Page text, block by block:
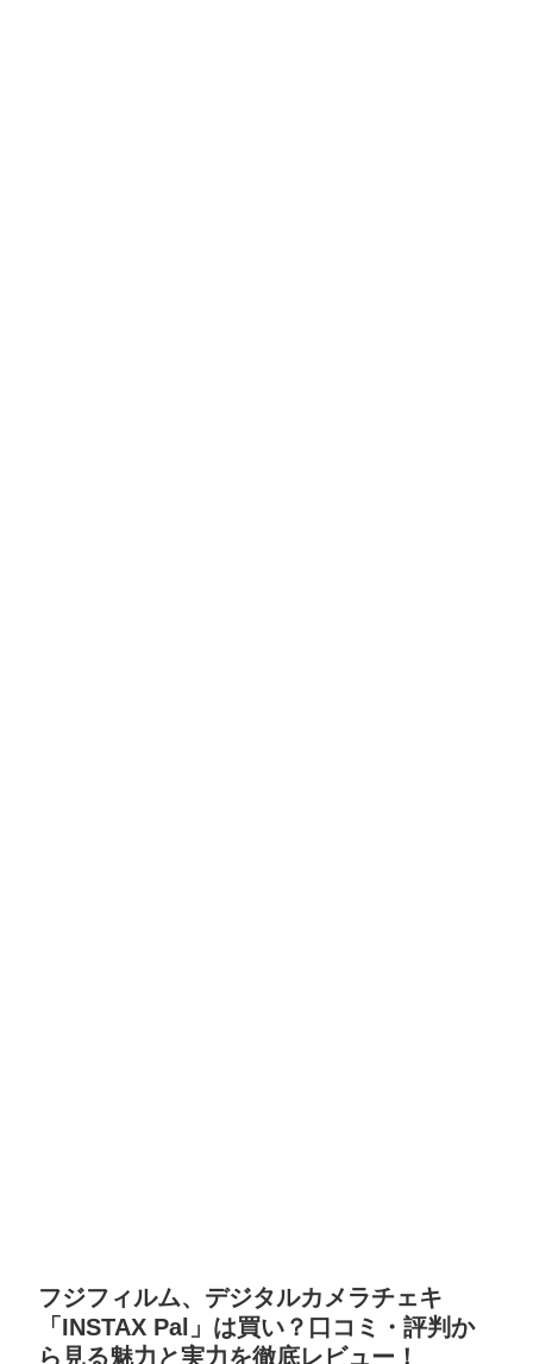
フジフィルム、デジタルカメラチェキ
「INSTAX Pal」は買い？口コミ・評判か
ら見る魅力と実力を徹底レビュー！